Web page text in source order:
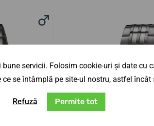
servicii. Folosim cookie-uri și date cu
se întâmplă pe site-ul nostru, astfel
Refuză Permite tot